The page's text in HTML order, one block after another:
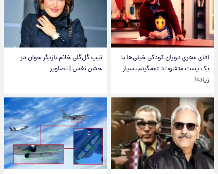
آقای مجریِ دوران کودکی خیلی‌ها با
یک پست متفاوت؛ «غمگینم بسیار
زیاد»!
تیپ گل‌گلی خانم بازیگر جوان در
جشن نفس | تصاویر